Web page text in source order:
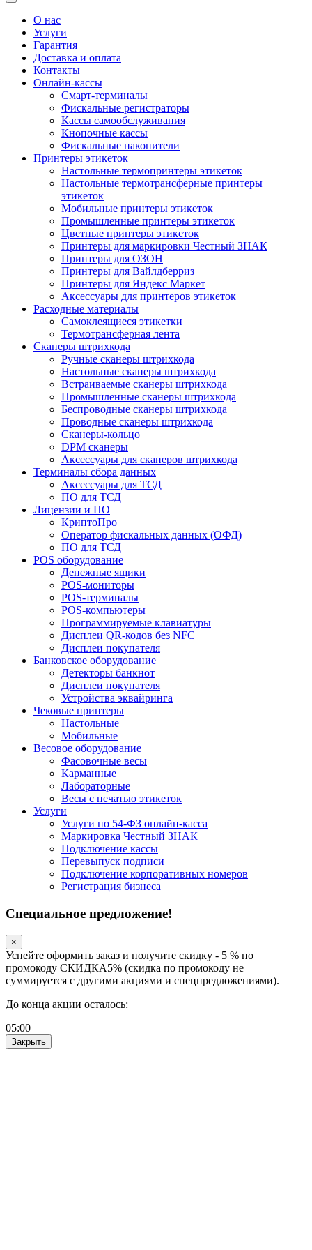
О нас
Услуги
Гарантия
Доставка и оплата
Контакты
Онлайн-кассы
Смарт-терминалы
Фискальные регистраторы
Кассы самообслуживания
Кнопочные кассы
Фискальные накопители
Принтеры этикеток
Настольные термопринтеры этикеток
Настольные термотрансферные принтеры
этикеток
Мобильные принтеры этикеток
Промышленные принтеры этикеток
Цветные принтеры этикеток
Принтеры для маркировки Честный ЗНАК
Принтеры для ОЗОН
Принтеры для Вайлдберриз
Принтеры для Яндекс Маркет
Аксессуары для принтеров этикеток
Расходные материалы
Самоклеящиеся этикетки
Термотрансферная лента
Сканеры штрихкода
Ручные сканеры штрихкода
Настольные сканеры штрихкода
Встраиваемые сканеры штрихкода
Промышленные сканеры штрихкода
Беспроводные сканеры штрихкода
Проводные сканеры штрихкода
Сканеры-кольцо
DPM сканеры
Аксессуары для сканеров штрихкода
Терминалы сбора данных
Аксессуары для ТСД
ПО для ТСД
Лицензии и ПО
КриптоПро
Оператор фискальных данных (ОФД)
ПО для ТСД
POS оборудование
Денежные ящики
POS-мониторы
POS-терминалы
POS-компьютеры
Программируемые клавиатуры
Дисплеи QR-кодов без NFC
Дисплеи покупателя
Банковское оборудование
Детекторы банкнот
Дисплеи покупателя
Устройства эквайринга
Чековые принтеры
Настольные
Мобильные
Весовое оборудование
Фасовочные весы
Карманные
Лабораторные
Весы с печатью этикеток
Услуги
Услуги по 54-ФЗ онлайн-касса
Маркировка Честный ЗНАК
Подключение кассы
Перевыпуск подписи
Подключение корпоративных номеров
Регистрация бизнеса
Специальное предложение!
×
Успейте оформить заказ и получите скидку - 5 % по
промокоду СКИДКА5% (скидка по промокоду не
суммируется с другими акциями и спецпредложениями).
До конца акции осталось:
05:00
Закрыть